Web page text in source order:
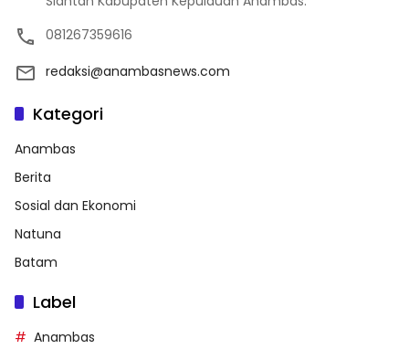
081267359616
redaksi@anambasnews.com
Kategori
Anambas
Berita
Sosial dan Ekonomi
Natuna
Batam
Label
Anambas